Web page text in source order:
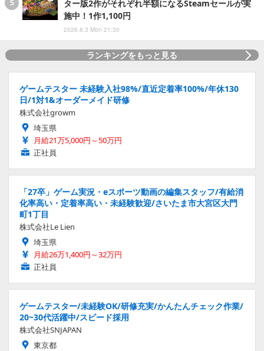
ター版2作がそれぞれ半額になるSteamセールが実
施中！1作1,100円
2026.8.3 Mon 21:30
ランキングをもっと見る
ゲームテスター 未経験入社98%/直近定着率100%/年休130
日/1対1&オーダーメイド研修
株式会社growm
埼玉県
月給21万5,000円～50万円
正社員
「27卒」ゲーム実況・eスポーツ動画の編集スタッフ/有給消
化率高い・定着率高い・未経験歓迎/さいたま市大宮区大門
町1丁目
株式会社Le Lien
埼玉県
月給26万1,400円～32万円
正社員
ゲームテスター/未経験OK/研修充実/かんたんチェック作業/
20~30代活躍中/スピード採用
株式会社SNJAPAN
東京都